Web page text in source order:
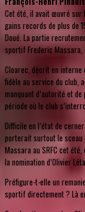
Cet été, il avait œuvré sur
gains records de plus de
Doué. La partie
sportif Frederic Massara,
Cloarec, décrit en interne
fidèle au service du club,
manquant d’autorité et
période où le club
Difficile en l’état de
porterait surtout le sceau
Massara au SRFC cet
la nomination d’Olivier
Préfigure-t-elle un
sportif directement ? Là